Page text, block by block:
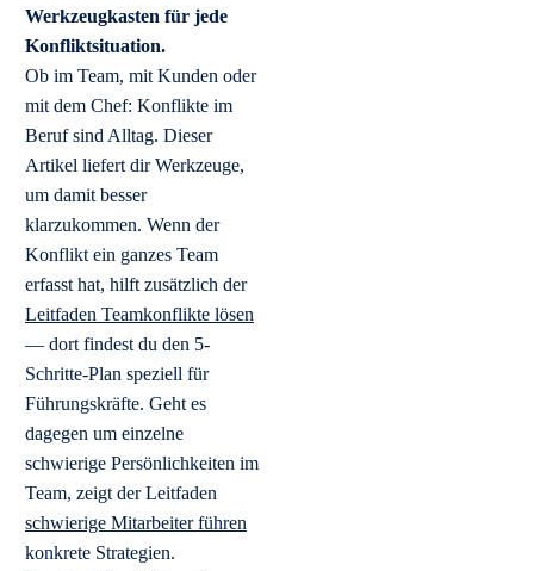
Werkzeugkasten für jede
Konfliktsituation.
Ob im Team, mit Kunden oder
mit dem Chef: Konflikte im
Beruf sind Alltag. Dieser
Artikel liefert dir Werkzeuge,
um damit besser
klarzukommen. Wenn der
Konflikt ein ganzes Team
erfasst hat, hilft zusätzlich der
Leitfaden Teamkonflikte lösen
— dort findest du den 5-
Schritte-Plan speziell für
Führungskräfte. Geht es
dagegen um einzelne
schwierige Persönlichkeiten im
Team, zeigt der Leitfaden
schwierige Mitarbeiter führen
konkrete Strategien.